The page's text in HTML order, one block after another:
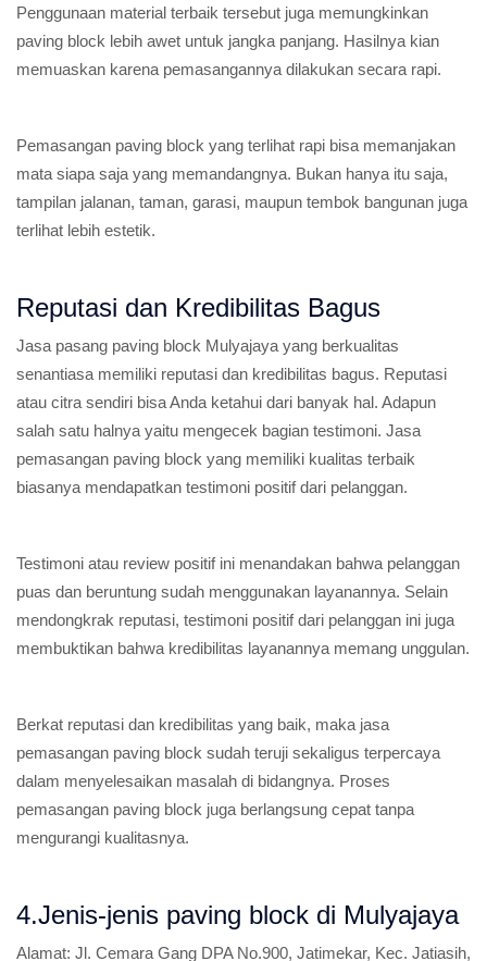
Penggunaan material terbaik tersebut juga memungkinkan
paving block lebih awet untuk jangka panjang. Hasilnya kian
memuaskan karena pemasangannya dilakukan secara rapi.
Pemasangan paving block yang terlihat rapi bisa memanjakan
mata siapa saja yang memandangnya. Bukan hanya itu saja,
tampilan jalanan, taman, garasi, maupun tembok bangunan juga
terlihat lebih estetik.
Reputasi dan Kredibilitas Bagus
Jasa pasang paving block Mulyajaya yang berkualitas
senantiasa memiliki reputasi dan kredibilitas bagus. Reputasi
atau citra sendiri bisa Anda ketahui dari banyak hal. Adapun
salah satu halnya yaitu mengecek bagian testimoni. Jasa
pemasangan paving block yang memiliki kualitas terbaik
biasanya mendapatkan testimoni positif dari pelanggan.
Testimoni atau review positif ini menandakan bahwa pelanggan
puas dan beruntung sudah menggunakan layanannya. Selain
mendongkrak reputasi, testimoni positif dari pelanggan ini juga
membuktikan bahwa kredibilitas layanannya memang unggulan.
Berkat reputasi dan kredibilitas yang baik, maka jasa
pemasangan paving block sudah teruji sekaligus terpercaya
dalam menyelesaikan masalah di bidangnya. Proses
pemasangan paving block juga berlangsung cepat tanpa
mengurangi kualitasnya.
4.Jenis-jenis paving block di Mulyajaya
Alamat: Jl. Cemara Gang DPA No.900, Jatimekar, Kec. Jatiasih,